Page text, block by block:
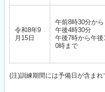
令和8年9
月15日
午前8時30分から
午後4時30分
午後7時から午後
0時まで
(注)訓練期間には予備日が含まれ